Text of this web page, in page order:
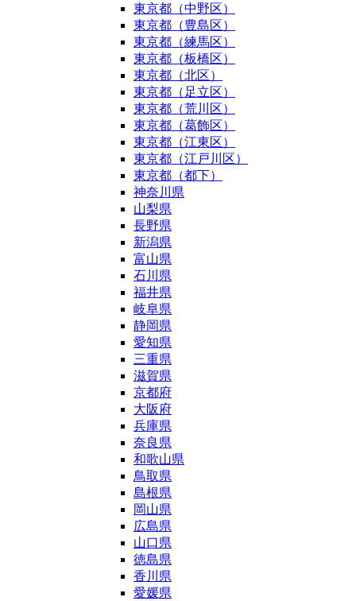
東京都（中野区）
東京都（豊島区）
東京都（練馬区）
東京都（板橋区）
東京都（北区）
東京都（足立区）
東京都（荒川区）
東京都（葛飾区）
東京都（江東区）
東京都（江戸川区）
東京都（都下）
神奈川県
山梨県
長野県
新潟県
富山県
石川県
福井県
岐阜県
静岡県
愛知県
三重県
滋賀県
京都府
大阪府
兵庫県
奈良県
和歌山県
鳥取県
島根県
岡山県
広島県
山口県
徳島県
香川県
愛媛県